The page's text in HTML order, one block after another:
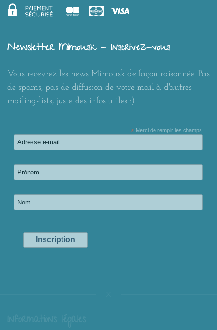
Newsletter Mimousk - Inscrivez-vous
Vous recevrez les news Mimousk de façon raisonnée. Pas
de spams, pas de diffusion de votre mail à d'autres
mailing-lists, juste des infos utiles :)
* Merci de remplir les champs